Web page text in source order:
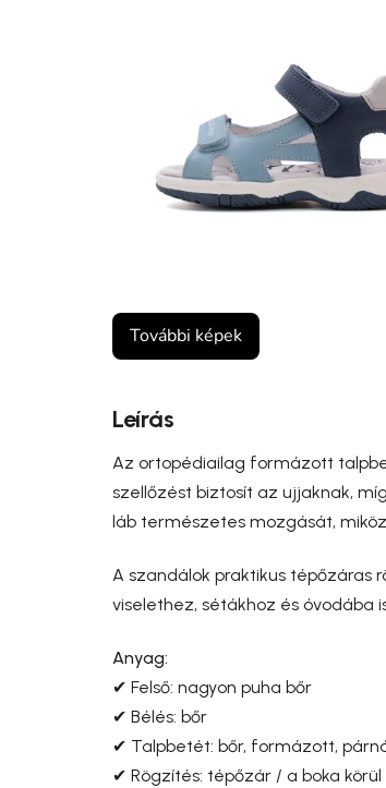
További képek
Leírás
Az ortopédiailag formázott
szellőzést biztosít az ujjaknak, míg
láb természetes mozgását,
A szandálok praktikus tépőzáras
viselethez, sétákhoz és óvodába
Anyag:
✔ Felső: nagyon puha bőr
✔ Bélés: bőr
✔ Talpbetét: bőr, formázott,
✔ Rögzítés: tépőzár / a boka